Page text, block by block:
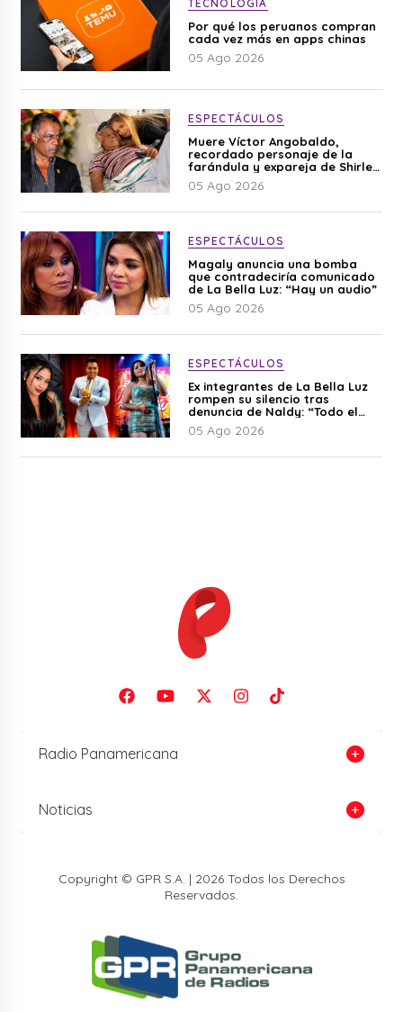
TECNOLOGÍA
Por qué los peruanos compran
cada vez más en apps chinas
05 Ago 2026
ESPECTÁCULOS
Muere Víctor Angobaldo,
recordado personaje de la
farándula y expareja de Shirley
Cherres
05 Ago 2026
ESPECTÁCULOS
Magaly anuncia una bomba
que contradeciría comunicado
de La Bella Luz: “Hay un audio”
05 Ago 2026
ESPECTÁCULOS
Ex integrantes de La Bella Luz
rompen su silencio tras
denuncia de Naldy: “Todo el
mundo lo sabía”
05 Ago 2026
Radio Panamericana
Noticias
Copyright © GPR S.A. | 2026 Todos los Derechos
Reservados.